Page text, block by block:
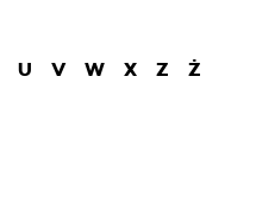
U V W X Z Ż